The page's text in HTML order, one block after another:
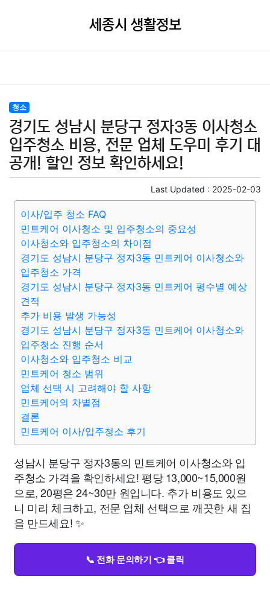
세종시 생활정보
청소
경기도 성남시 분당구 정자3동 이사청소
입주청소 비용, 전문 업체 도우미 후기 대
공개! 할인 정보 확인하세요!
Last Updated : 2025-02-03
이사/입주 청소 FAQ
민트케어 이사청소 및 입주청소의 중요성
이사청소와 입주청소의 차이점
경기도 성남시 분당구 정자3동 민트케어 이사청소와
입주청소 가격
경기도 성남시 분당구 정자3동 민트케어 평수별 예상
견적
추가 비용 발생 가능성
경기도 성남시 분당구 정자3동 민트케어 이사청소와
입주청소 진행 순서
이사청소와 입주청소 비교
민트케어 청소 범위
업체 선택 시 고려해야 할 사항
민트케어의 차별점
결론
민트케어 이사/입주청소 후기
성남시 분당구 정자3동의 민트케어 이사청소와 입
주청소 가격을 확인하세요! 평당 13,000~15,000원
으로, 20평은 24~30만 원입니다. 추가 비용도 있으
니 미리 체크하고, 전문 업체 선택으로 깨끗한 새 집
을 만드세요! ✨
📞 전화 문의하기 👈 클릭